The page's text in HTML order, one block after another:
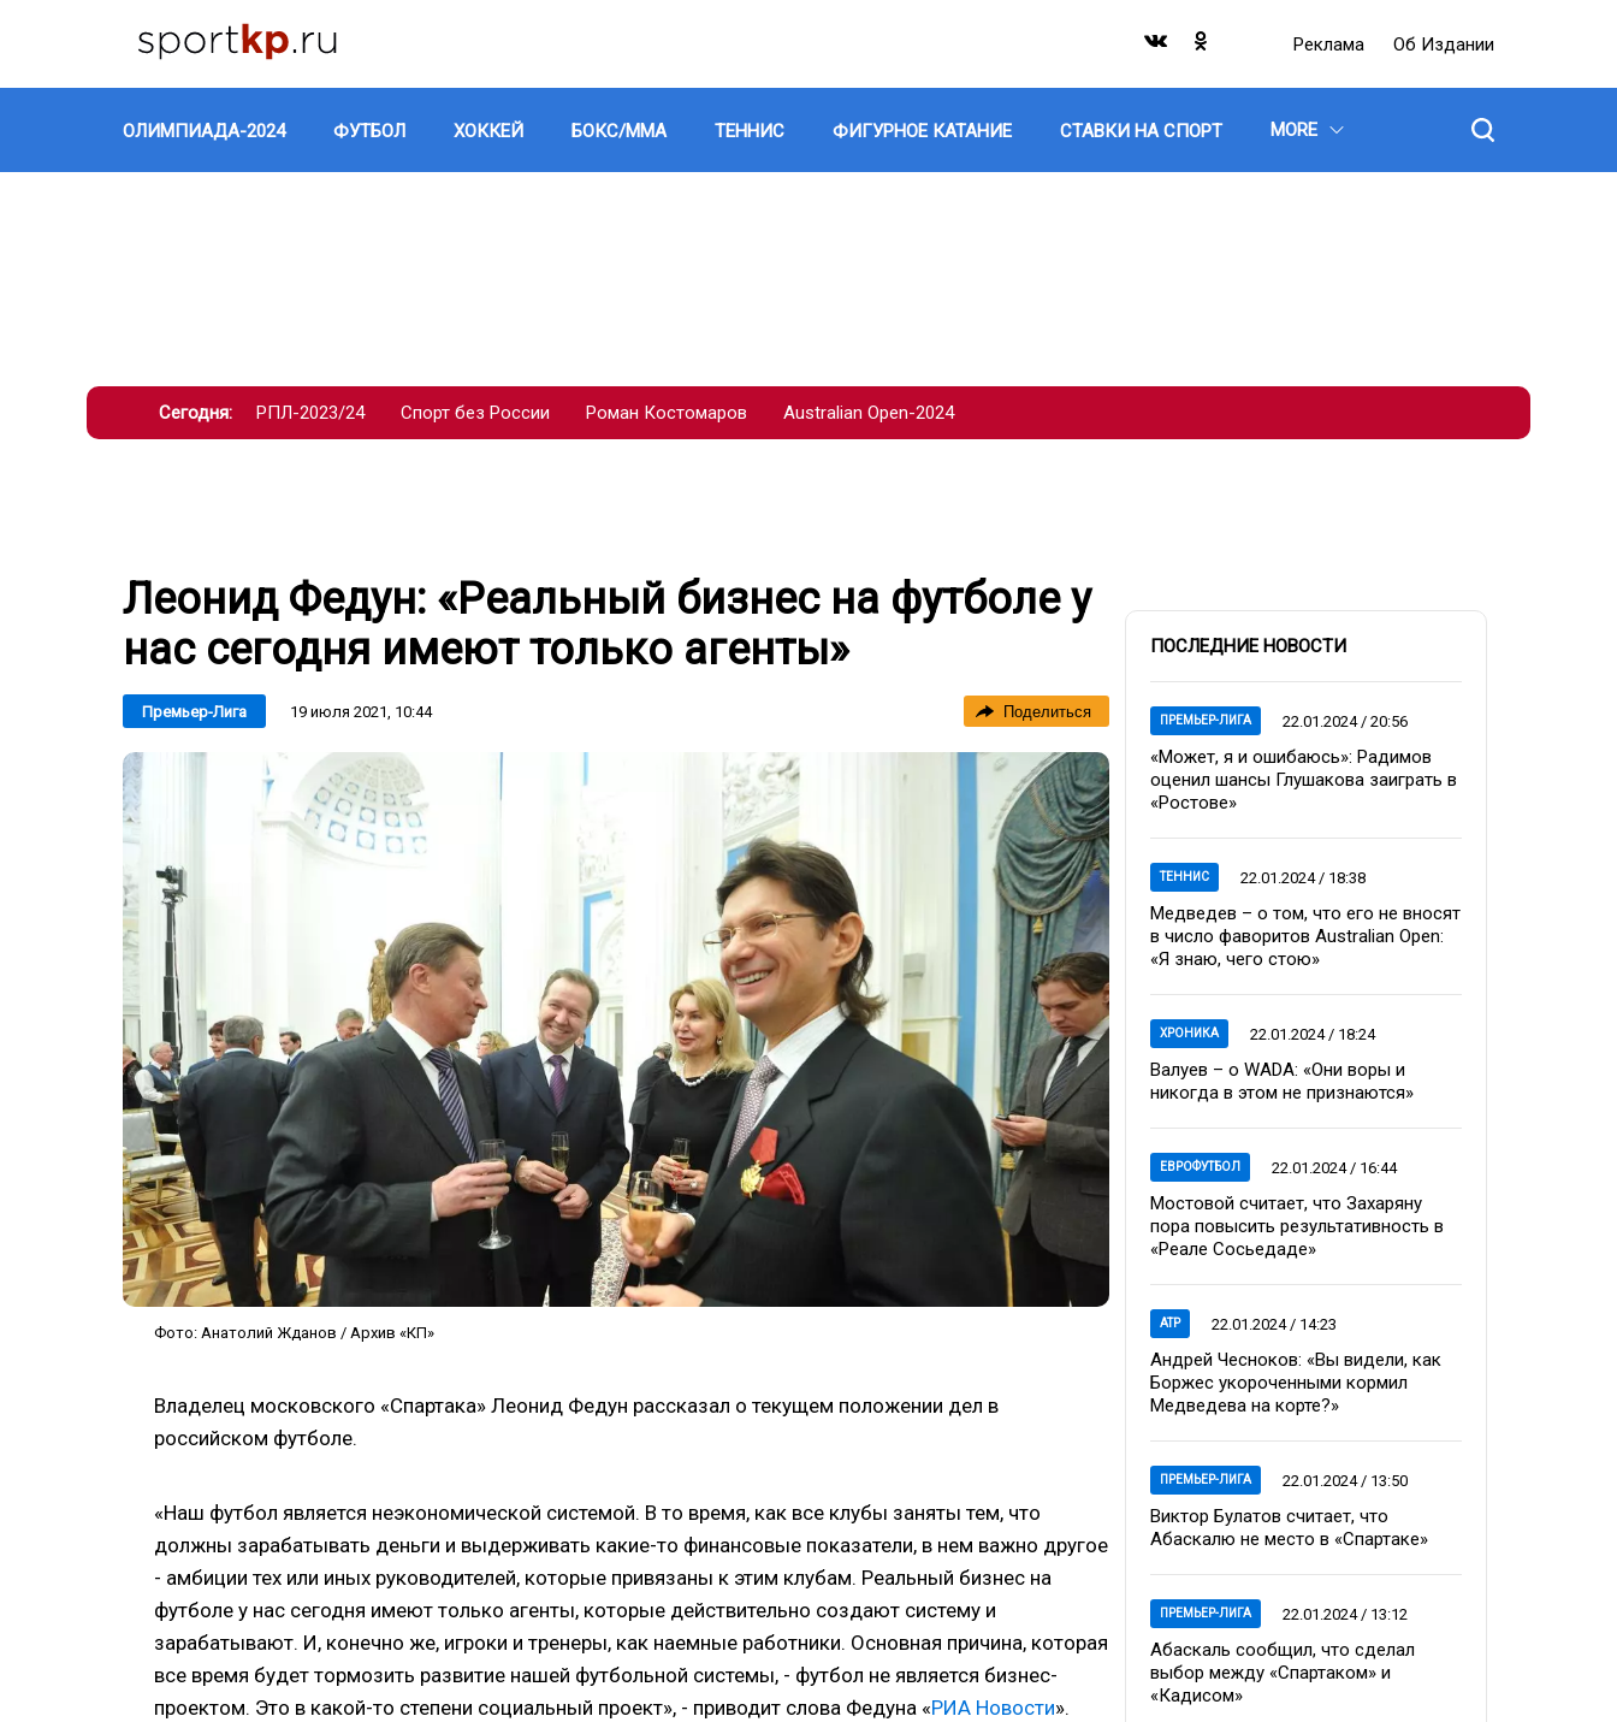
Реклама Об Издании
ОЛИМПИАДА-2024 ФУТБОЛ ХОККЕЙ БОКС/ММА ТЕННИС ФИГУРНОЕ КАТАНИЕ СТАВКИ НА СПОРТ MORE
Сегодня: РПЛ-2023/24 Спорт без России Роман Костомаров Australian Open-2024
Леонид Федун: «Реальный бизнес на футболе у
нас сегодня имеют только агенты»
Премьер-Лига 19 июля 2021, 10:44 Поделиться
Фото: Анатолий Жданов / Архив «КП»
Владелец московского «Спартака» Леонид Федун рассказал о текущем положении дел в
российском футболе.
«Наш футбол является неэкономической системой. В то время, как все клубы заняты тем, что
должны зарабатывать деньги и выдерживать какие-то финансовые показатели, в нем важно другое
- амбиции тех или иных руководителей, которые привязаны к этим клубам. Реальный бизнес на
футболе у нас сегодня имеют только агенты, которые действительно создают систему и
зарабатывают. И, конечно же, игроки и тренеры, как наемные работники. Основная причина, которая
все время будет тормозить развитие нашей футбольной системы, - футбол не является бизнес-
проектом. Это в какой-то степени социальный проект», - приводит слова Федуна «РИА Новости».
ПОСЛЕДНИЕ НОВОСТИ
ПРЕМЬЕР-ЛИГА 22.01.2024 / 20:56
«Может, я и ошибаюсь»: Радимов
оценил шансы Глушакова заиграть в
«Ростове»
ТЕННИС 22.01.2024 / 18:38
Медведев – о том, что его не вносят
в число фаворитов Australian Open:
«Я знаю, чего стою»
ХРОНИКА 22.01.2024 / 18:24
Валуев – о WADA: «Они воры и
никогда в этом не признаются»
ЕВРОФУТБОЛ 22.01.2024 / 16:44
Мостовой считает, что Захаряну
пора повысить результативность в
«Реале Сосьедаде»
ATP 22.01.2024 / 14:23
Андрей Чесноков: «Вы видели, как
Боржес укороченными кормил
Медведева на корте?»
ПРЕМЬЕР-ЛИГА 22.01.2024 / 13:50
Виктор Булатов считает, что
Абаскалю не место в «Спартаке»
ПРЕМЬЕР-ЛИГА 22.01.2024 / 13:12
Абаскаль сообщил, что сделал
выбор между «Спартаком» и
«Кадисом»